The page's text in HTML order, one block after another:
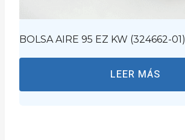
BOLSA AIRE 95 EZ KW (324662-01)
LEER MÁS